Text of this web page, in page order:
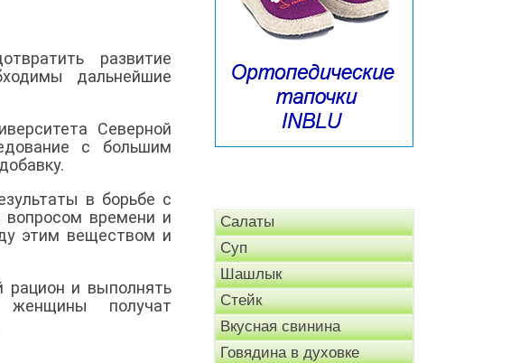
развитие
дальнейшие
Северной
с большим
в борьбе с
времени и
этим веществом и
и выполнять
женщины получат
Салаты
Суп
Шашлык
Стейк
Вкусная свинина
Говядина в духовке